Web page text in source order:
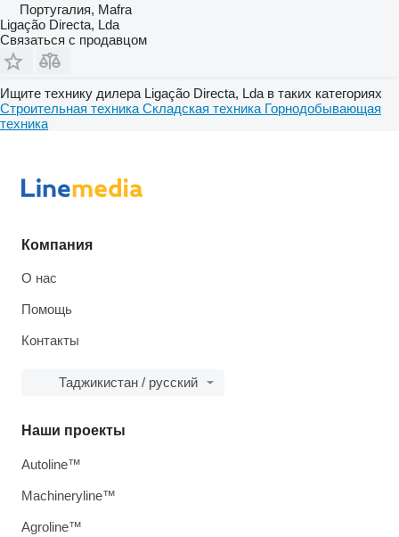
Португалия, Mafra
Ligação Directa, Lda
Связаться с продавцом
Ищите технику дилера Ligação Directa, Lda в таких категориях
Строительная техника Складская техника Горнодобывающая
техника
Компания
О нас
Помощь
Контакты
Таджикистан / русский
Наши проекты
Autoline™
Machineryline™
Agroline™